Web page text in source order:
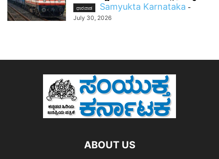
ಧಾರವಾಡ Samyukta Karnataka -
July 30, 2026
ABOUT US